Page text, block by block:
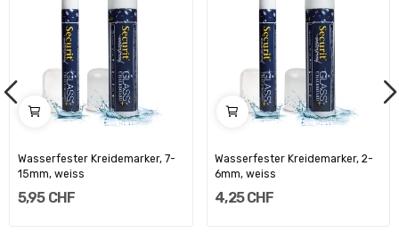
Wasserfester Kreidemarker, 7-
15mm, weiss
5,95 CHF
Wasserfester Kreidemarker, 2-
6mm, weiss
4,25 CHF